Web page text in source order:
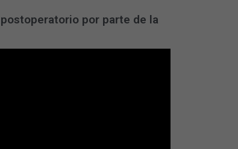
por parte de la